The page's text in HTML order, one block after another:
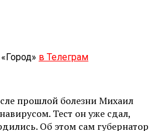
в Телеграм
прошлой болезни Михаил
Тест он уже сдал,
Об этом сам губернатор